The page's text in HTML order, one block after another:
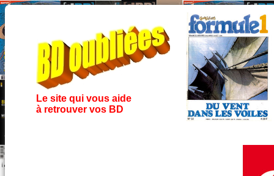
Le site qui vous aide
à retrouver vos BD